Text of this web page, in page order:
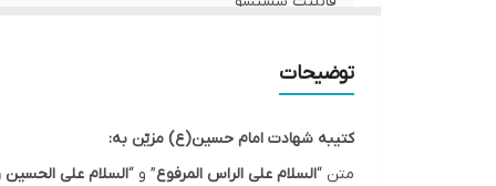
لبه دوزی
توضیحات
کتیبه شهادت امام حسین(ع) مزیّن به:
متن “السلام علی الراس المرفوع” و “السلام علی